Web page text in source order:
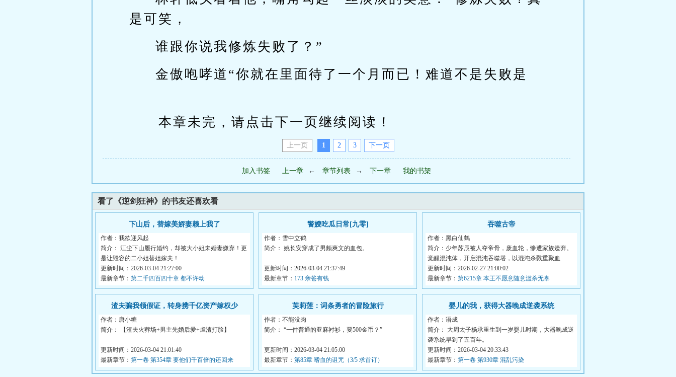
是可笑，
谁跟你说我修炼失败了？”
金傲咆哮道“你就在里面待了一个月而已！难道不是失败是
本章未完，请点击下一页继续阅读！
上一页 1 2 3 下一页
加入书签 上一章 ← 章节列表 → 下一章 我的书架
看了《逆剑狂神》的书友还喜欢看
下山后，替嫁美娇妻赖上我了
作者：我欲迎风起
简介： 江尘下山履行婚约，却被大小姐未婚妻嫌弃！更
是让毁容的二小姐替姐嫁夫！
更新时间：2026-03-04 21:27:00
最新章节： 第二千四百四十章 都不许动
警嫂吃瓜日常[九零]
作者：雪中立鹤
简介： 姚长安穿成了男频爽文的血包。
未婚夫劈腿，亲戚鸠占鹊巢，养...
更新时间：2026-03-04 21:37:49
最新章节： 173 亲爸有钱
吞噬古帝
作者：黑白仙鹤
简介：少年苏辰被人夺帝骨，废血轮，惨遭家族遗弃。
觉醒混沌体，开启混沌吞噬塔，以混沌杀戮重聚血
轮，...
更新时间：2026-02-27 21:00:02
最新章节： 第6215章 本王不愿意随意滥杀无辜
渣夫骗我领假证，转身携千亿资产嫁权少
作者：唐小糖
简介： 【渣夫火葬场+男主先婚后爱+虐渣打脸】
结婚两年，江染补办...
更新时间：2026-03-04 21:01:40
最新章节： 第一卷 第354章 要他们千百倍的还回来
芙莉莲：词条勇者的冒险旅行
作者：不能没肉
简介： “一件普通的亚麻衬衫，要500金币？”
“物超所值，我的朋...
更新时间：2026-03-04 21:05:00
最新章节： 第85章 嗜血的诅咒（3/5 求首订）
婴儿的我，获得大器晚成逆袭系统
作者：语成
简介： 大周太子杨承重生到一岁婴儿时期，大器晚成逆
袭系统早到了五百年。
...
更新时间：2026-03-04 20:33:43
最新章节： 第一卷 第930章 混乱污染